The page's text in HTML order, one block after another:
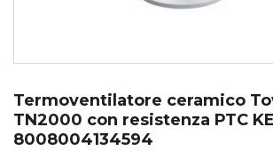
Termoventilatore ceramico
TN2000 con resistenza PTC
8008004134594